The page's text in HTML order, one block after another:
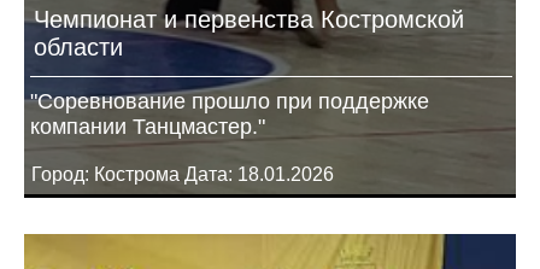
Чемпионат и первенства Костромской
области
"Соревнование прошло при поддержке
компании Танцмастер."
Город: Кострома Дата: 18.01.2026